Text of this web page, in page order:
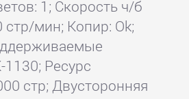
1; Скорость ч/б
стр/мин; Копир: Ok;
Ресурс
стр; Двусторонняя